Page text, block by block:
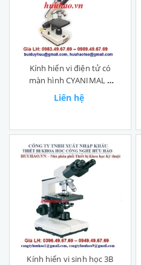
Kính hiển vi điện tử có
màn hình CYANIMAL 9
inch
Liên hệ
Kính hiển vi sinh học 3B